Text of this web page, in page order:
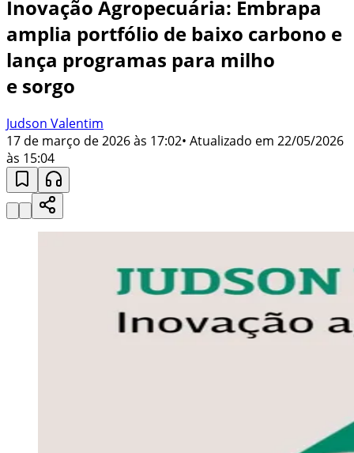
Inovação Agropecuária: Embrapa
amplia portfólio de baixo carbono e
lança programas para milho
e sorgo
Judson Valentim
17 de março de 2026 às 17:02• Atualizado em 22/05/2026
às 15:04